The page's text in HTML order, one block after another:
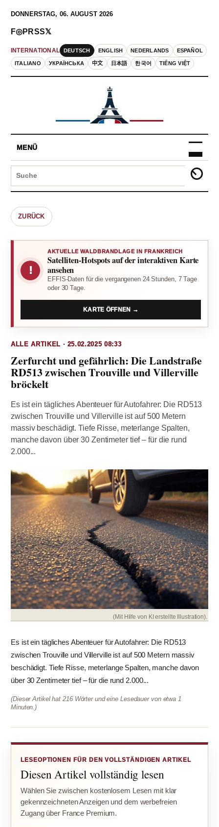
DONNERSTAG, 06. AUGUST 2026
INTERNATIONAL DEUTSCH ENGLISH NEDERLANDS ESPAÑOL
ITALIANO УКРАЇНСЬКА 中文 日本語 한국어 TIẾNG VIỆT
F◎PRSS𝕏
MENÜ
ZURÜCK
!
AKTUELLE WALDBRANDLAGE IN FRANKREICH
Satelliten-Hotspots auf der interaktiven Karte
ansehen
EFFIS-Daten für die vergangenen 24 Stunden, 7 Tage
oder 30 Tage.
KARTE ÖFFNEN →
ALLE ARTIKEL · 25.02.2025 08:33
Zerfurcht und gefährlich: Die Landstraße
RD513 zwischen Trouville und Villerville
bröckelt
Es ist ein tägliches Abenteuer für Autofahrer: Die RD513
zwischen Trouville und Villerville ist auf 500 Metern
massiv beschädigt. Tiefe Risse, meterlange Spalten,
manche davon über 30 Zentimeter tief – für die rund
2.000...
(Mit Hilfe von KI erstellte Illustration).
Es ist ein tägliches Abenteuer für Autofahrer: Die RD513
zwischen Trouville und Villerville ist auf 500 Metern massiv
beschädigt. Tiefe Risse, meterlange Spalten, manche davon
über 30 Zentimeter tief – für die rund 2.000...
(Dieser Artikel hat 216 Wörter und eine Lesedauer von etwa 1
Minuten.)
LESEOPTIONEN FÜR DEN VOLLSTÄNDIGEN ARTIKEL
Diesen Artikel vollständig lesen
Wählen Sie zwischen kostenlosem Lesen mit klar
gekennzeichneten Anzeigen und dem werbefreien
Zugang über France Premium.